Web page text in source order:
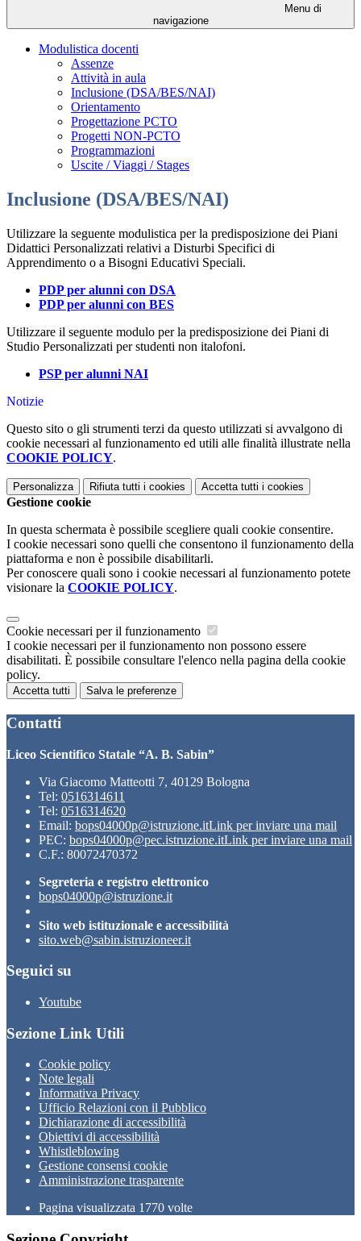
Menu di
navigazione
Modulistica docenti
Assenze
Attività in aula
Inclusione (DSA/BES/NAI)
Orientamento
Progettazione PCTO
Progetti NON-PCTO
Programmazioni
Uscite / Viaggi / Stages
Inclusione (DSA/BES/NAI)
Utilizzare la seguente modulistica per la predisposizione dei Piani
Didattici Personalizzati relativi a Disturbi Specifici di
Apprendimento o a Bisogni Educativi Speciali.
PDP per alunni con DSA
PDP per alunni con BES
Utilizzare il seguente modulo per la predisposizione dei Piani di
Studio Personalizzati per studenti non italofoni.
PSP per alunni NAI
Notizie
Questo sito o gli strumenti terzi da questo utilizzati si avvalgono di
cookie necessari al funzionamento ed utili alle finalità illustrate nella
COOKIE POLICY.
Personalizza Rifiuta tutti i cookies Accetta tutti i cookies
Gestione cookie
In questa schermata è possibile scegliere quali cookie consentire.
I cookie necessari sono quelli che consentono il funzionamento della
piattaforma e non è possibile disabilitarli.
Per conoscere quali sono i cookie necessari al funzionamento potete
visionare la COOKIE POLICY.
Cookie necessari per il funzionamento
I cookie necessari per il funzionamento non possono essere
disabilitati. È possibile consultare l'elenco nella pagina della cookie
policy.
Accetta tutti Salva le preferenze
Contatti
Liceo Scientifico Statale “A. B. Sabin”
Via Giacomo Matteotti 7, 40129 Bologna
Tel: 0516314611
Tel: 0516314620
Email: bops04000p@istruzione.itLink per inviare una mail
PEC: bops04000p@pec.istruzione.itLink per inviare una mail
C.F.: 80072470372
Segreteria e registro elettronico
bops04000p@istruzione.it
Sito web istituzionale e accessibilità
sito.web@sabin.istruzioneer.it
Seguici su
Youtube
Sezione Link Utili
Cookie policy
Note legali
Informativa Privacy
Ufficio Relazioni con il Pubblico
Dichiarazione di accessibilità
Obiettivi di accessibilità
Whistleblowing
Gestione consensi cookie
Amministrazione trasparente
Pagina visualizzata 1770 volte